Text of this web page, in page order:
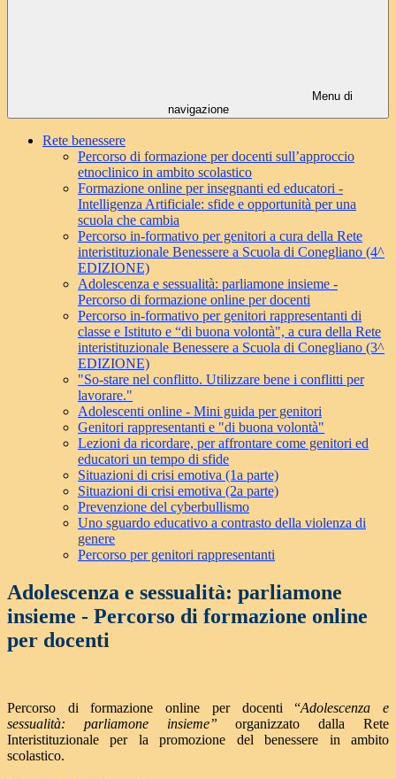
Menu di
navigazione
Rete benessere
Percorso di formazione per docenti sull’approccio
etnoclinico in ambito scolastico
Formazione online per insegnanti ed educatori -
Intelligenza Artificiale: sfide e opportunità per una
scuola che cambia
Percorso in-formativo per genitori a cura della Rete
interistituzionale Benessere a Scuola di Conegliano (4^
EDIZIONE)
Adolescenza e sessualità: parliamone insieme -
Percorso di formazione online per docenti
Percorso in-formativo per genitori rappresentanti di
classe e Istituto e “di buona volontà", a cura della Rete
interistituzionale Benessere a Scuola di Conegliano (3^
EDIZIONE)
"So-stare nel conflitto. Utilizzare bene i conflitti per
lavorare."
Adolescenti online - Mini guida per genitori
Genitori rappresentanti e "di buona volontà"
Lezioni da ricordare, per affrontare come genitori ed
educatori un tempo di sfide
Situazioni di crisi emotiva (1a parte)
Situazioni di crisi emotiva (2a parte)
Prevenzione del cyberbullismo
Uno sguardo educativo a contrasto della violenza di
genere
Percorso per genitori rappresentanti
Adolescenza e sessualità: parliamone
insieme - Percorso di formazione online
per docenti
Percorso di formazione online per docenti “Adolescenza e
sessualità: parliamone insieme” organizzato dalla Rete
Interistituzionale per la promozione del benessere in ambito
scolastico.